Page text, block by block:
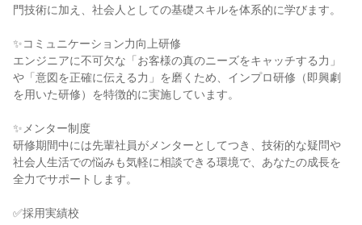
門技術に加え、社会人としての基礎スキルを体系的に学びます。
✨コミュニケーション力向上研修
エンジニアに不可欠な「お客様の真のニーズをキャッチする力」
や「意図を正確に伝える力」を磨くため、インプロ研修（即興劇
を用いた研修）を特徴的に実施しています。
✨メンター制度
研修期間中には先輩社員がメンターとしてつき、技術的な疑問や
社会人生活での悩みも気軽に相談できる環境で、あなたの成長を
全力でサポートします。
✅採用実績校